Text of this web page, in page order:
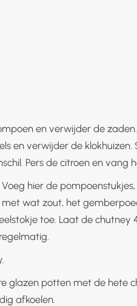
en verwijder de
en verwijder de klokhuizen.
Pers de citroen en vang
hier de
met wat zout, het
toe. Laat de chutney
glazen potten met de hete
afkoelen.